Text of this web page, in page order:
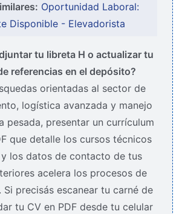
Oportunidad Laboral:
Disponible - Elevadorista
tu libreta H o actualizar tu
referencias en el depósito?
orientadas al sector de
logística avanzada y manejo
pesada, presentar un currículum
que detalle los cursos técnicos
los datos de contacto de tus
acelera los procesos de
precisás escanear tu carné de
tu CV en PDF desde tu celular